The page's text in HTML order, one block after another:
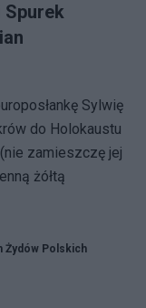
Spurek
Sylwię
do Holokaustu
zamieszczę jej
żółtą
Żydów Polskich